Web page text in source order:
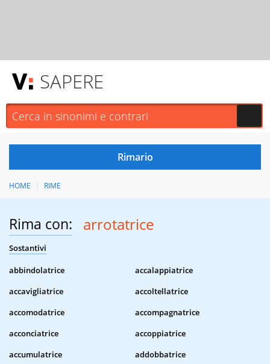
SAPERE
HOME RIME
Rima con: arrotatrice
Sostantivi
abbindolatrice
accalappiatrice
accavigliatrice
accoltellatrice
accomodatrice
accompagnatrice
acconciatrice
accoppiatrice
accumulatrice
addobbatrice